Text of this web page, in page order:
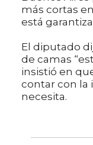
más cortas
está
El diputado
de camas
insistió en
contar con la
necesita.